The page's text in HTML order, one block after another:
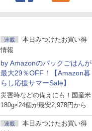
連載
本日みつけたお買い得
情報
by Amazonのパックごはんが
最大29％OFF！【Amazon暮
らし応援サマーSale】
災害時などの備えにも！国産米
180g×24個が最安2,978円から
連載
本日みつけたお買い得